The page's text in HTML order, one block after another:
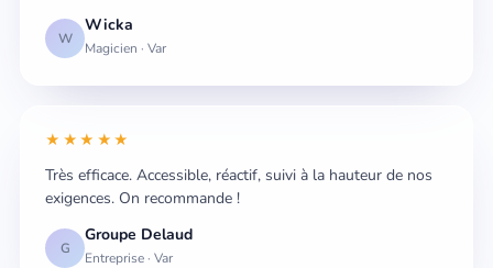
W
Wicka
Magicien · Var
★★★★★
Très efficace. Accessible, réactif, suivi à la hauteur de nos
exigences. On recommande !
G
Groupe Delaud
Entreprise · Var